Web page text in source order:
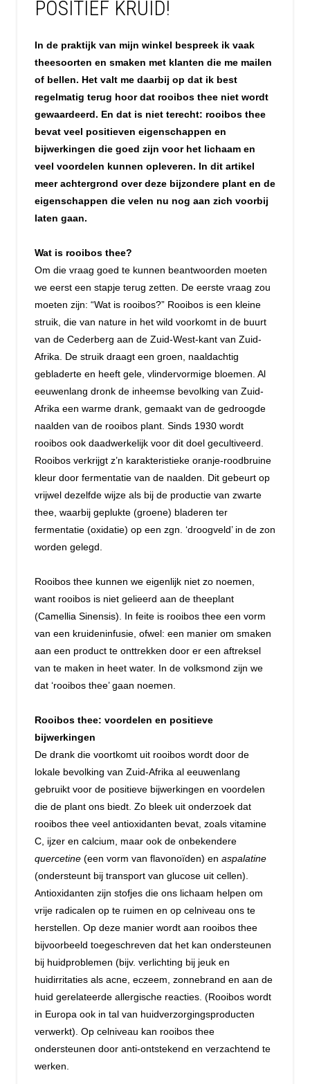
POSITIEF KRUID!
In de praktijk van mijn winkel bespreek ik vaak
theesoorten en smaken met klanten die me mailen
of bellen. Het valt me daarbij op dat ik best
regelmatig terug hoor dat rooibos thee niet wordt
gewaardeerd. En dat is niet terecht: rooibos thee
bevat veel positieven eigenschappen en
bijwerkingen die goed zijn voor het lichaam en
veel voordelen kunnen opleveren. In dit artikel
meer achtergrond over deze bijzondere plant en de
eigenschappen die velen nu nog aan zich voorbij
laten gaan.
Wat is rooibos thee?
Om die vraag goed te kunnen beantwoorden moeten
we eerst een stapje terug zetten. De eerste vraag zou
moeten zijn: “Wat is rooibos?” Rooibos is een kleine
struik, die van nature in het wild voorkomt in de buurt
van de Cederberg aan de Zuid-West-kant van Zuid-
Afrika. De struik draagt een groen, naaldachtig
gebladerte en heeft gele, vlindervormige bloemen. Al
eeuwenlang dronk de inheemse bevolking van Zuid-
Afrika een warme drank, gemaakt van de gedroogde
naalden van de rooibos plant. Sinds 1930 wordt
rooibos ook daadwerkelijk voor dit doel gecultiveerd.
Rooibos verkrijgt z’n karakteristieke oranje-roodbruine
kleur door fermentatie van de naalden. Dit gebeurt op
vrijwel dezelfde wijze als bij de productie van zwarte
thee, waarbij geplukte (groene) bladeren ter
fermentatie (oxidatie) op een zgn. ‘droogveld’ in de zon
worden gelegd.
Rooibos thee kunnen we eigenlijk niet zo noemen,
want rooibos is niet gelieerd aan de theeplant
(Camellia Sinensis). In feite is rooibos thee een vorm
van een kruideninfusie, ofwel: een manier om smaken
aan een product te onttrekken door er een aftreksel
van te maken in heet water. In de volksmond zijn we
dat ‘rooibos thee’ gaan noemen.
Rooibos thee: voordelen en positieve
bijwerkingen
De drank die voortkomt uit rooibos wordt door de
lokale bevolking van Zuid-Afrika al eeuwenlang
gebruikt voor de positieve bijwerkingen en voordelen
die de plant ons biedt. Zo bleek uit onderzoek dat
rooibos thee veel antioxidanten bevat, zoals vitamine
C, ijzer en calcium, maar ook de onbekendere
quercetine (een vorm van flavonoïden) en aspalatine
(ondersteunt bij transport van glucose uit cellen).
Antioxidanten zijn stofjes die ons lichaam helpen om
vrije radicalen op te ruimen en op celniveau ons te
herstellen. Op deze manier wordt aan rooibos thee
bijvoorbeeld toegeschreven dat het kan ondersteunen
bij huidproblemen (bijv. verlichting bij jeuk en
huidirritaties als acne, eczeem, zonnebrand en aan de
huid gerelateerde allergische reacties. (Rooibos wordt
in Europa ook in tal van huidverzorgingsproducten
verwerkt). Op celniveau kan rooibos thee
ondersteunen door anti-ontstekend en verzachtend te
werken.